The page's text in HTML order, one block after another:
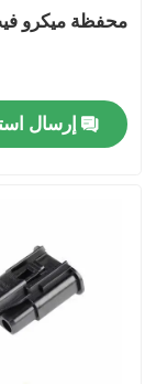
منزل
حول بنا
محفظة ميكرو فيت
إرسال